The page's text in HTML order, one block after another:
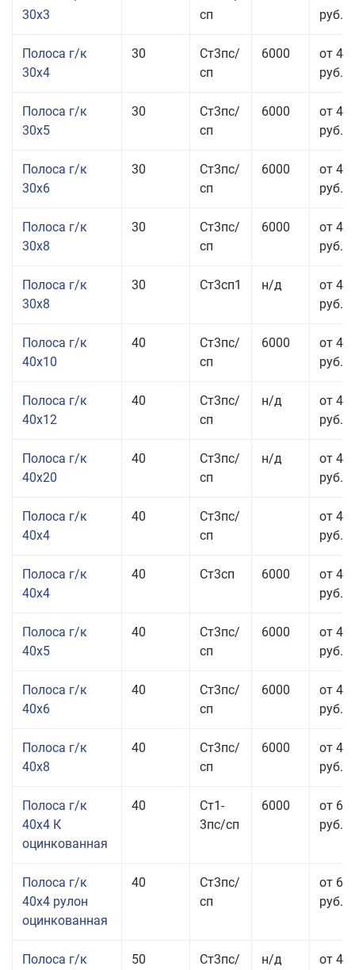
30x3
сп
руб.
Полоса г/к
30x4
30
Ст3пс/
сп
6000
от 44
руб.
Полоса г/к
30x5
30
Ст3пс/
сп
6000
от 43
руб.
Полоса г/к
30x6
30
Ст3пс/
сп
6000
от 46
руб.
Полоса г/к
30x8
30
Ст3пс/
сп
6000
от 43
руб.
Полоса г/к
30x8
30 Ст3сп1 н/д
от 43
руб.
Полоса г/к
40x10
40
Ст3пс/
сп
6000
от 44
руб.
Полоса г/к
40x12
40
Ст3пс/
сп
н/д
от 48
руб.
Полоса г/к
40x20
40
Ст3пс/
сп
н/д
от 44
руб.
Полоса г/к
40x4
40
Ст3пс/
сп
от 42
руб.
Полоса г/к
40x4
40 Ст3сп 6000
от 42
руб.
Полоса г/к
40x5
40
Ст3пс/
сп
6000
от 43
руб.
Полоса г/к
40x6
40
Ст3пс/
сп
6000
от 43
руб.
Полоса г/к
40x8
40
Ст3пс/
сп
6000
от 43
руб.
Полоса г/к
40x4 К
оцинкованная
40
Ст1-
3пс/сп
6000
от 68
руб.
Полоса г/к
40x4 рулон
оцинкованная
40
Ст3пс/
сп
от 69
руб.
Полоса г/к
50
Ст3пс/
н/д
от 44